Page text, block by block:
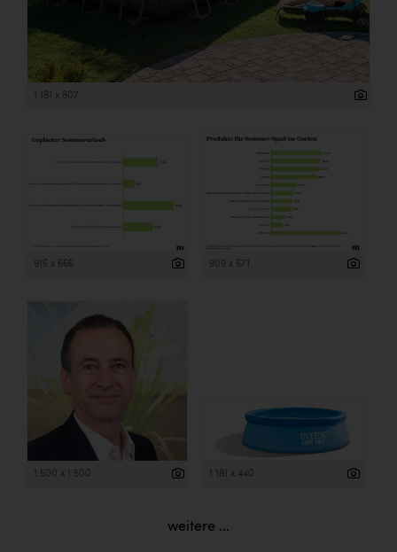
1 181 x 807
916 x 666 909 x 671
1 500 x 1 500 1 181 x 440
weitere ...